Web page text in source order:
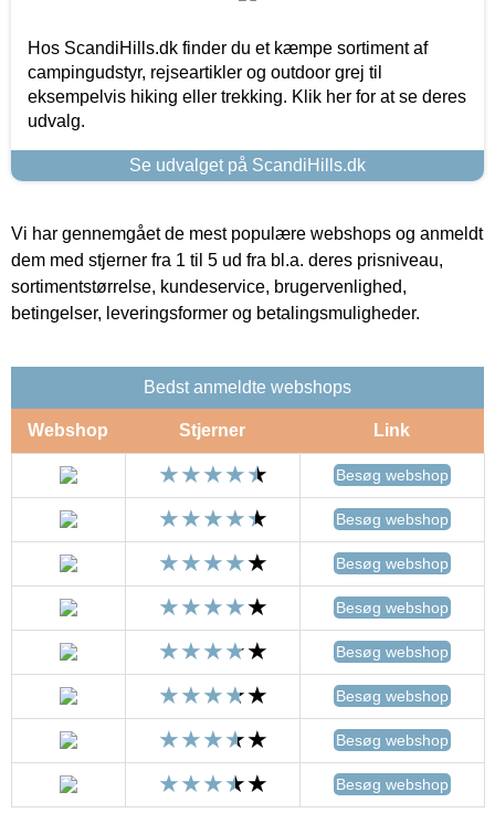
Hos ScandiHills.dk finder du et kæmpe sortiment af
campingudstyr, rejseartikler og outdoor grej til
eksempelvis hiking eller trekking. Klik her for at se deres
udvalg.
Se udvalget på ScandiHills.dk
Vi har gennemgået de mest populære webshops og anmeldt
dem med stjerner fra 1 til 5 ud fra bl.a. deres prisniveau,
sortimentstørrelse, kundeservice, brugervenlighed,
betingelser, leveringsformer og betalingsmuligheder.
Bedst anmeldte webshops
Webshop Stjerner Link
Besøg webshop
Besøg webshop
Besøg webshop
Besøg webshop
Besøg webshop
Besøg webshop
Besøg webshop
Besøg webshop